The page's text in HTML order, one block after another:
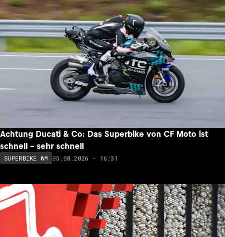
Achtung Ducati & Co: Das Superbike von CF Moto ist
schnell – sehr schnell
SUPERBIKE WM 05.08.2026 - 16:31